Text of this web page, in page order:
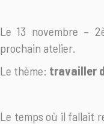
Le 13 novembre –
prochain atelier.
Le thème: travailler
Le temps où il fallait